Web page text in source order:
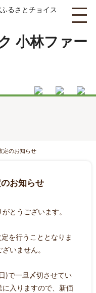
定のお知らせ
お知らせ
とうございます。
を行うこととなりま
いません。
)で一旦〆切させてい
入りますので、新価